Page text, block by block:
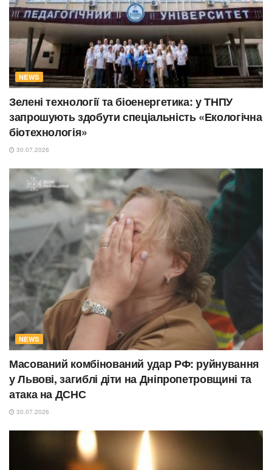
NEWS
Зелені технології та біоенергетика: у ТНПУ
запрошують здобути спеціальність «Екологічна
біотехнологія»
30.07.2026
NEWS
Масований комбінований удар РФ: руйнування
у Львові, загиблі діти на Дніпропетровщині та
атака на ДСНС
30.07.2026